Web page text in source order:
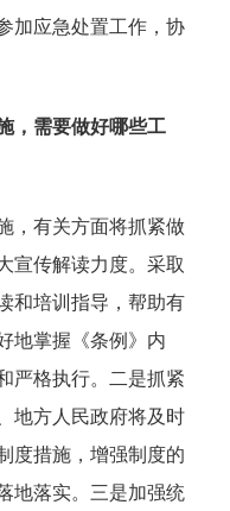
加应急处置工作，协
，需要做好哪些工
，有关方面将抓紧做
宣传解读力度。采取
和培训指导，帮助有
地掌握《条例》内
严格执行。二是抓紧
地方人民政府将及时
度措施，增强制度的
地落实。三是加强统